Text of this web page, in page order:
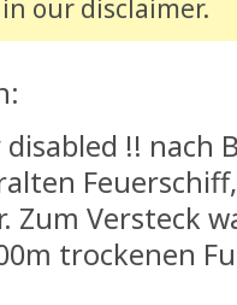
in our disclaimer.
disabled !! nach
Zum Versteck
trockenen